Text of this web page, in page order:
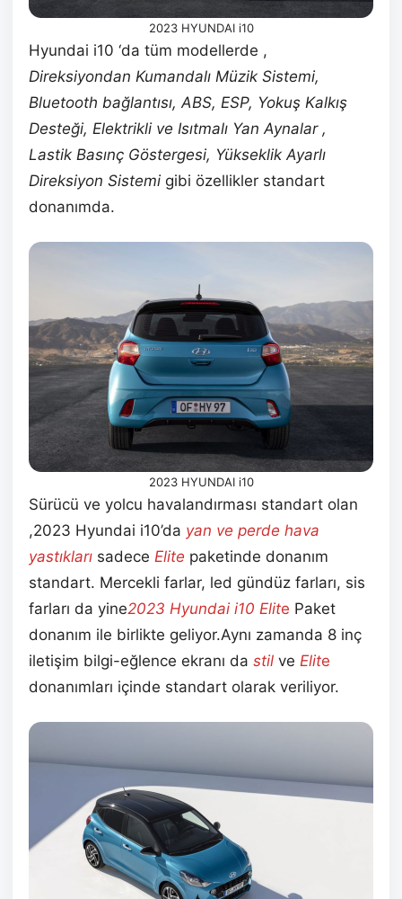
2023 HYUNDAI i10
Hyundai i10 ‘da tüm modellerde ,
Direksiyondan Kumandalı Müzik Sistemi,
Bluetooth bağlantısı, ABS, ESP, Yokuş Kalkış
Desteği, Elektrikli ve Isıtmalı Yan Aynalar ,
Lastik Basınç Göstergesi, Yükseklik Ayarlı
Direksiyon Sistemi gibi özellikler standart
donanımda.
2023 HYUNDAI i10
Sürücü ve yolcu havalandırması standart olan
,2023 Hyundai i10’da yan ve perde hava
yastıkları sadece Elite paketinde donanım
standart. Mercekli farlar, led gündüz farları, sis
farları da yine2023 Hyundai i10 Elite Paket
donanım ile birlikte geliyor.Aynı zamanda 8 inç
iletişim bilgi-eğlence ekranı da stil ve Elite
donanımları içinde standart olarak veriliyor.